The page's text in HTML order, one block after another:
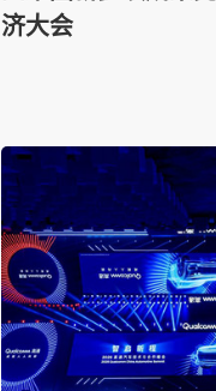
济大会